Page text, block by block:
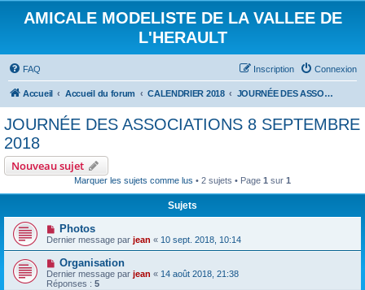
AMICALE MODELISTE DE LA VALLEE DE
L'HERAULT
FAQ Connexion
Inscription
Accueil Accueil du forum CALENDRIER 2018 JOURNÉE DES ASSOCIATIONS 8 SEPTEMBRE 2018
JOURNÉE DES ASSOCIATIONS 8 SEPTEMBRE
2018
Nouveau sujet
Marquer les sujets comme lus • 2 sujets • Page 1 sur 1
Sujets
Photos
Dernier message par jean « 10 sept. 2018, 10:14
Organisation
Dernier message par jean « 14 août 2018, 21:38
Réponses : 5